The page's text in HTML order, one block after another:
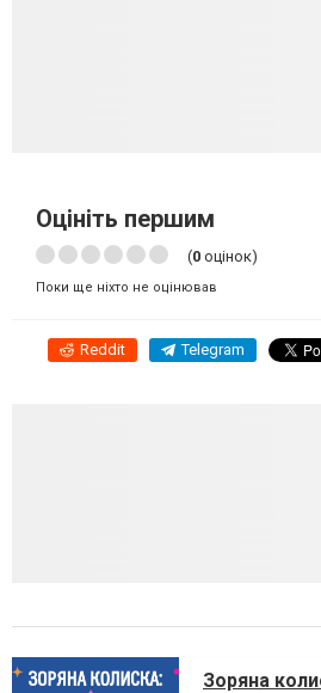
Оцініть першим
(0 оцінок)
Поки ще ніхто не оцінював
Reddit Telegram
Зоряна